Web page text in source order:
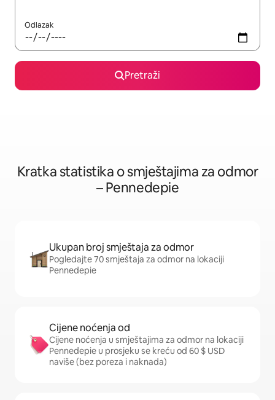
Odlazak
Pretraži
Kratka statistika o smještajima za odmor
– Pennedepie
Ukupan broj smještaja za odmor
Pogledajte 70 smještaja za odmor na lokaciji
Pennedepie
Cijene noćenja od
Cijene noćenja u smještajima za odmor na lokaciji
Pennedepie u prosjeku se kreću od 60 $ USD
naviše (bez poreza i naknada)